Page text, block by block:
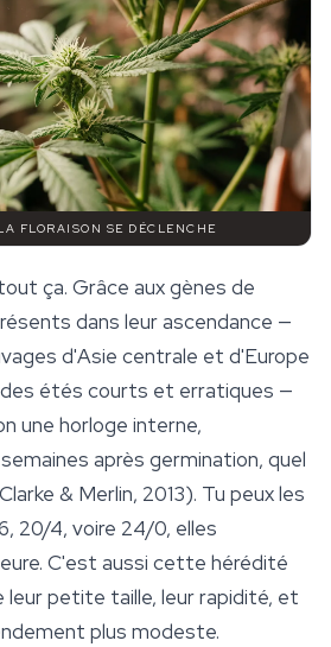
FLORAISON SE DÉCLENCHE
ça. Grâce aux gènes de
dans leur ascendance —
d'Asie centrale et d'Europe
étés courts et erratiques —
une horloge interne,
après germination, quel
& Merlin, 2013). Tu peux les
20/4, voire 24/0, elles
C'est aussi cette hérédité
leur petite taille, leur rapidité, et
plus modeste.